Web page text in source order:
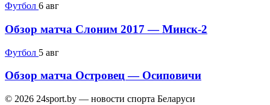
Футбол 6 авг
Обзор матча Слоним 2017 — Минск-2
Футбол 5 авг
Обзор матча Островец — Осиповичи
© 2026 24sport.by — новости спорта Беларуси